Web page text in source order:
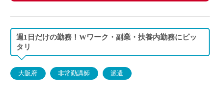
週1日だけの勤務！Wワーク・副業・扶養内勤務にピッ
タリ
大阪府 非常勤講師 派遣